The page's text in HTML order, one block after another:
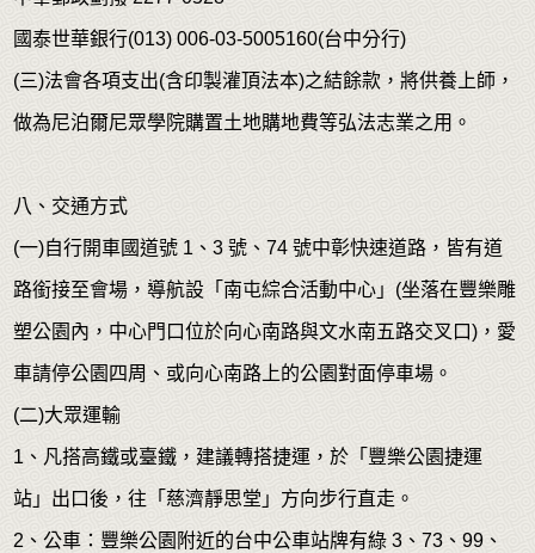
國泰世華銀行(013) 006-03-5005160(台中分行)
(三)法會各項支出(含印製灌頂法本)之結餘款，將供養上師，
做為尼泊爾尼眾學院購置土地購地費等弘法志業之用。
八、交通方式
(一)自行開車國道號 1、3 號、74 號中彰快速道路，皆有道
路銜接至會場，導航設「南屯綜合活動中心」(坐落在豐樂雕
塑公園內，中心門口位於向心南路與文水南五路交叉口)，愛
車請停公園四周、或向心南路上的公園對面停車場。
(二)大眾運輸
1、凡搭高鐵或臺鐵，建議轉搭捷運，於「豐樂公園捷運
站」出口後，往「慈濟靜思堂」方向步行直走。
2、公車：豐樂公園附近的台中公車站牌有綠 3、73、99、